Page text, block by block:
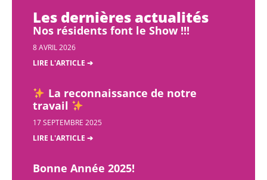
Les dernières actualités
Nos résidents font le Show !!!
8 AVRIL 2026
LIRE L'ARTICLE ➔
La reconnaissance de notre
travail
17 SEPTEMBRE 2025
LIRE L'ARTICLE ➔
Bonne Année 2025!